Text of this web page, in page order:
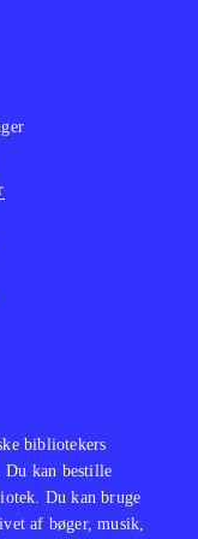
og
fx
som
bibliotekers
Du kan bestille
Du kan bruge
af bøger, musik,